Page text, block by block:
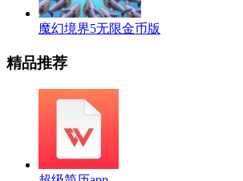
魔幻境界5无限金币版
精品推荐